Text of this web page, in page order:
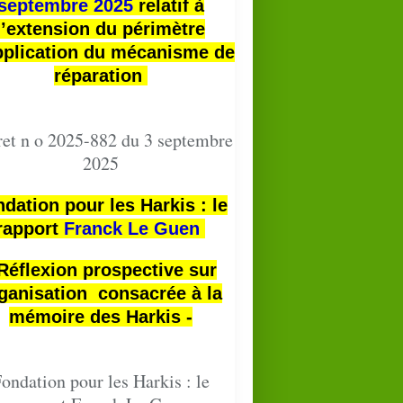
2025relatif à
l’extension du périmètre
du mécanisme de
réparation
n o 2025-882 du 3 septembre
2025
pour les Harkis : le
Franck Le Guen
prospective sur
consacrée à la
mémoire des Harkis -
pour les Harkis : le